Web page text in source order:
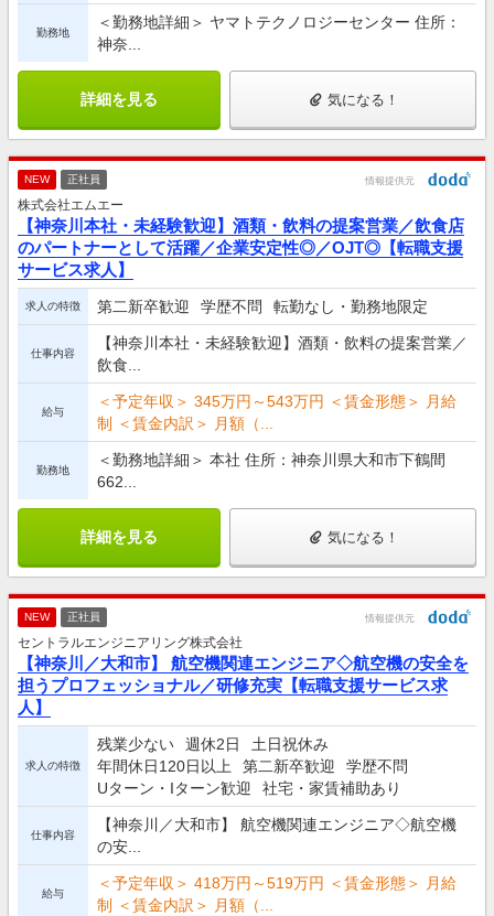
勤務地
＜勤務地詳細＞ ヤマトテクノロジーセンター 住所：
神奈...
詳細を見る 気になる！
NEW 正社員 情報提供元
株式会社エムエー
【神奈川本社・未経験歓迎】酒類・飲料の提案営業／飲食店
のパートナーとして活躍／企業安定性◎／OJT◎【転職支援
サービス求人】
求人の特徴 第二新卒歓迎 学歴不問 転勤なし・勤務地限定
仕事内容
【神奈川本社・未経験歓迎】酒類・飲料の提案営業／
飲食...
給与
＜予定年収＞ 345万円～543万円 ＜賃金形態＞ 月給
制 ＜賃金内訳＞ 月額（...
勤務地
＜勤務地詳細＞ 本社 住所：神奈川県大和市下鶴間
662...
詳細を見る 気になる！
NEW 正社員 情報提供元
セントラルエンジニアリング株式会社
【神奈川／大和市】 航空機関連エンジニア◇航空機の安全を
担うプロフェッショナル／研修充実【転職支援サービス求
人】
求人の特徴
残業少ない 週休2日
土日祝休み
年間休日120日以上
第二新卒歓迎
学歴不問
Uターン・Iターン歓迎
社宅・家賃補助あり
仕事内容
【神奈川／大和市】 航空機関連エンジニア◇航空機
の安...
給与
＜予定年収＞ 418万円～519万円 ＜賃金形態＞ 月給
制 ＜賃金内訳＞ 月額（...